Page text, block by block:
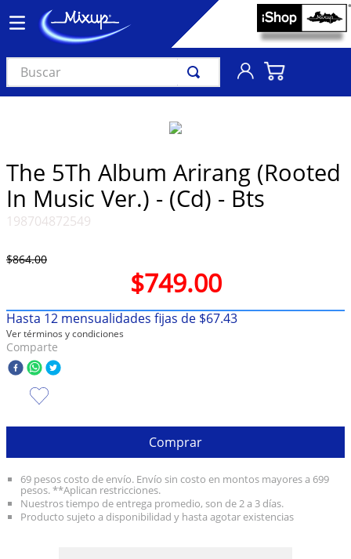
Buscar
The 5Th Album Arirang (Rooted
In Music Ver.) - (Cd) - Bts
198704872549
$864.00
$749.00
Hasta 12 mensualidades fijas de $67.43
Ver términos y condiciones
Comparte
Comprar
69 pesos costo de envío. Envío sin costo en montos mayores a 699
pesos. **Aplican restricciones.
Nuestros tiempo de entrega promedio, son de 2 a 3 días.
Producto sujeto a disponibilidad y hasta agotar existencias
3
audífonos
4.
madonna
importados
8.
manga
10